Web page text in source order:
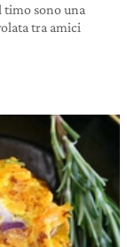
timo sono una
tra amici